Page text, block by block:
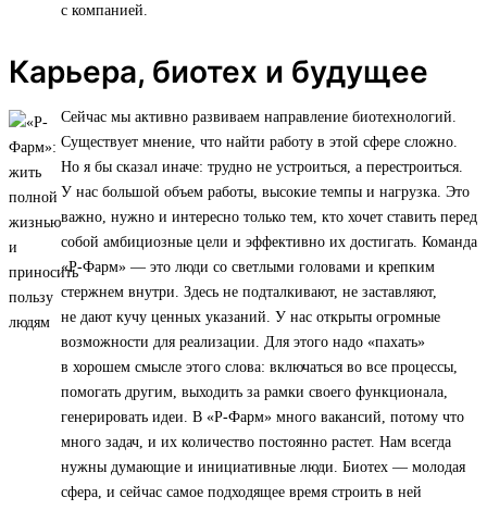
с компанией.
Карьера, биотех и будущее
Сейчас мы активно развиваем направление биотехнологий.
Существует мнение, что найти работу в этой сфере сложно.
Но я бы сказал иначе: трудно не устроиться, а перестроиться.
У нас большой объем работы, высокие темпы и нагрузка. Это
важно, нужно и интересно только тем, кто хочет ставить перед
собой амбициозные цели и эффективно их достигать. Команда
«Р-Фарм» — это люди со светлыми головами и крепким
стержнем внутри. Здесь не подталкивают, не заставляют,
не дают кучу ценных указаний. У нас открыты огромные
возможности для реализации. Для этого надо «пахать»
в хорошем смысле этого слова: включаться во все процессы,
помогать другим, выходить за рамки своего функционала,
генерировать идеи. В «Р-Фарм» много вакансий, потому что
много задач, и их количество постоянно растет. Нам всегда
нужны думающие и инициативные люди. Биотех — молодая
сфера, и сейчас самое подходящее время строить в ней